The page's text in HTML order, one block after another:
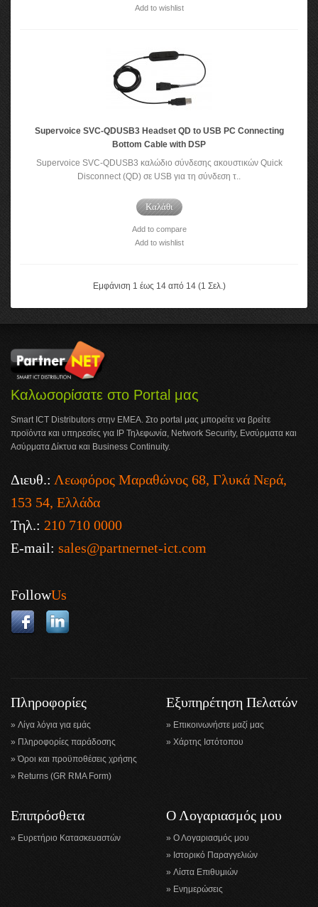
Add to wishlist
Supervoice SVC-QDUSB3 Headset QD to USB PC Connecting
Bottom Cable with DSP
Supervoice SVC-QDUSB3 καλώδιο σύνδεσης ακουστικών Quick
Disconnect (QD) σε USB για τη σύνδεση τ..
Καλάθι
Add to compare
Add to wishlist
Εμφάνιση 1 έως 14 από 14 (1 Σελ.)
Καλωσορίσατε στο Portal μας
Smart ICT Distributors στην ΕΜΕΑ. Στο portal μας μπορείτε να βρείτε
προϊόντα και υπηρεσίες για IP Τηλεφωνία, Network Security, Ενσύρματα και
Ασύρματα Δίκτυα και Business Continuity.
Διευθ.: Λεωφόρος Μαραθώνος 68, Γλυκά Νερά,
153 54, Ελλάδα
Τηλ.: 210 710 0000
E-mail: sales@partnernet-ict.com
FollowUs
Πληροφορίες
Λίγα λόγια για εμάς
Πληροφορίες παράδοσης
Όροι και προϋποθέσεις χρήσης
Returns (GR RMA Form)
Εξυπηρέτηση Πελατών
Επικοινωνήστε μαζί μας
Χάρτης Ιστότοπου
Επιπρόσθετα
Ευρετήριο Κατασκευαστών
Ο Λογαριασμός μου
Ο Λογαριασμός μου
Ιστορικό Παραγγελιών
Λίστα Επιθυμιών
Ενημερώσεις